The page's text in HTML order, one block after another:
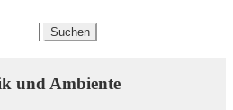
Suchen
und Ambiente